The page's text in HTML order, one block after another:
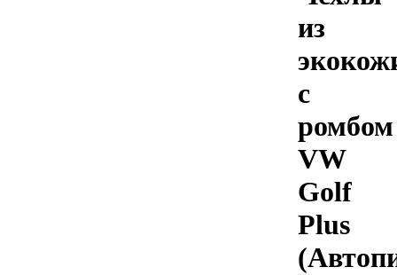
из
с
ромбом
VW
Golf
Plus